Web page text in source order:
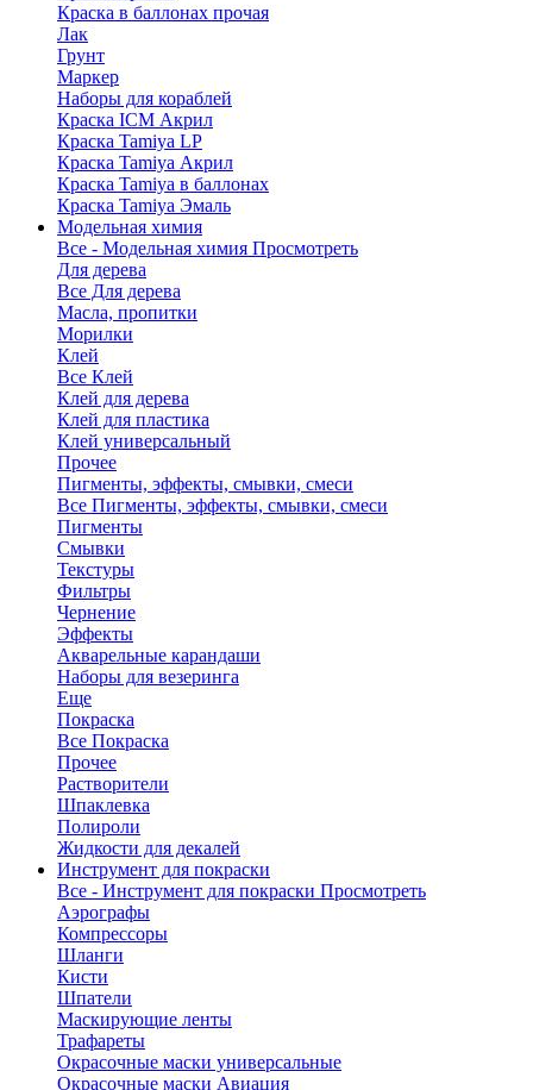
Краска в баллонах прочая
Лак
Грунт
Маркер
Наборы для кораблей
Краска ICM Акрил
Краска Tamiya LP
Краска Tamiya Акрил
Краска Tamiya в баллонах
Краска Tamiya Эмаль
Модельная химия
Все - Модельная химия Просмотреть
Для дерева
Все Для дерева
Масла, пропитки
Морилки
Клей
Все Клей
Клей для дерева
Клей для пластика
Клей универсальный
Прочее
Пигменты, эффекты, смывки, смеси
Все Пигменты, эффекты, смывки, смеси
Пигменты
Смывки
Текстуры
Фильтры
Чернение
Эффекты
Акварельные карандаши
Наборы для везеринга
Еще
Покраска
Все Покраска
Прочее
Растворители
Шпаклевка
Полироли
Жидкости для декалей
Инструмент для покраски
Все - Инструмент для покраски Просмотреть
Аэрографы
Компрессоры
Шланги
Кисти
Шпатели
Маскирующие ленты
Трафареты
Окрасочные маски универсальные
Окрасочные маски Авиация